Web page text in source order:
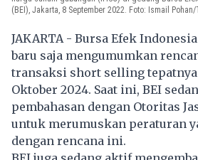
(BEI), Jakarta, 8 September 2022. Foto: Ismail Pohan/
JAKARTA - Bursa Efek
baru saja mengumumkan
transaksi short selling tepatnya
Oktober 2024. Saat ini, BEI
pembahasan dengan Otoritas
untuk merumuskan peraturan
dengan rencana ini.